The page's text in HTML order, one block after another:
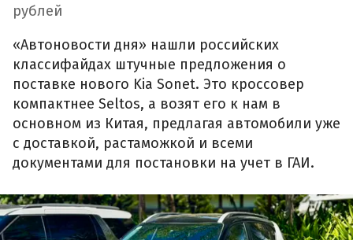
рублей
«Автоновости дня» нашли российских
классифайдах штучные предложения о
поставке нового Kia Sonet. Это кроссовер
компактнее Seltos, а возят его к нам в
основном из Китая, предлагая автомобили уже
с доставкой, растаможкой и всеми
документами для постановки на учет в ГАИ.